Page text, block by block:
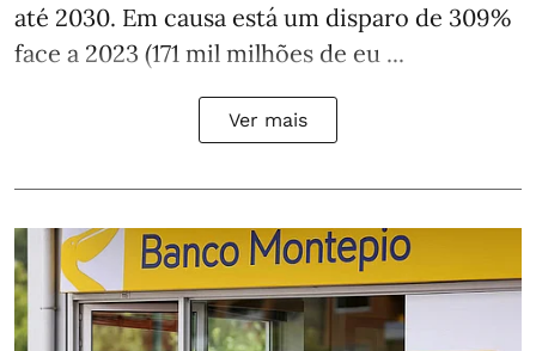
até 2030. Em causa está um disparo de 309%
face a 2023 (171 mil milhões de eu ...
Ver mais